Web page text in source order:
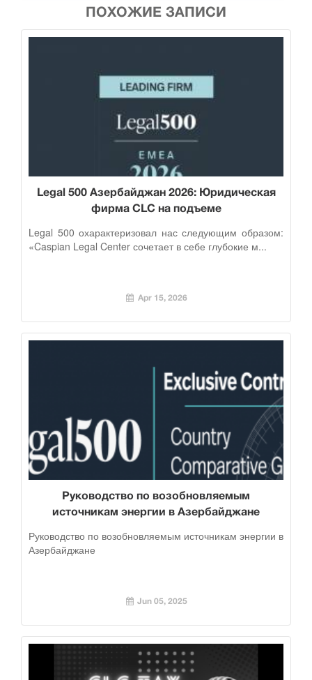
ПОХОЖИЕ ЗАПИСИ
Legal 500 Азербайджан 2026: Юридическая
фирма CLC на подъеме
Legal 500 охарактеризовал нас следующим образом:
«Caspian Legal Center сочетает в себе глубокие м...
Apr 15, 2026
Руководство по возобновляемым
источникам энергии в Азербайджане
Руководство по возобновляемым источникам энергии в
Азербайджане
Jun 05, 2025